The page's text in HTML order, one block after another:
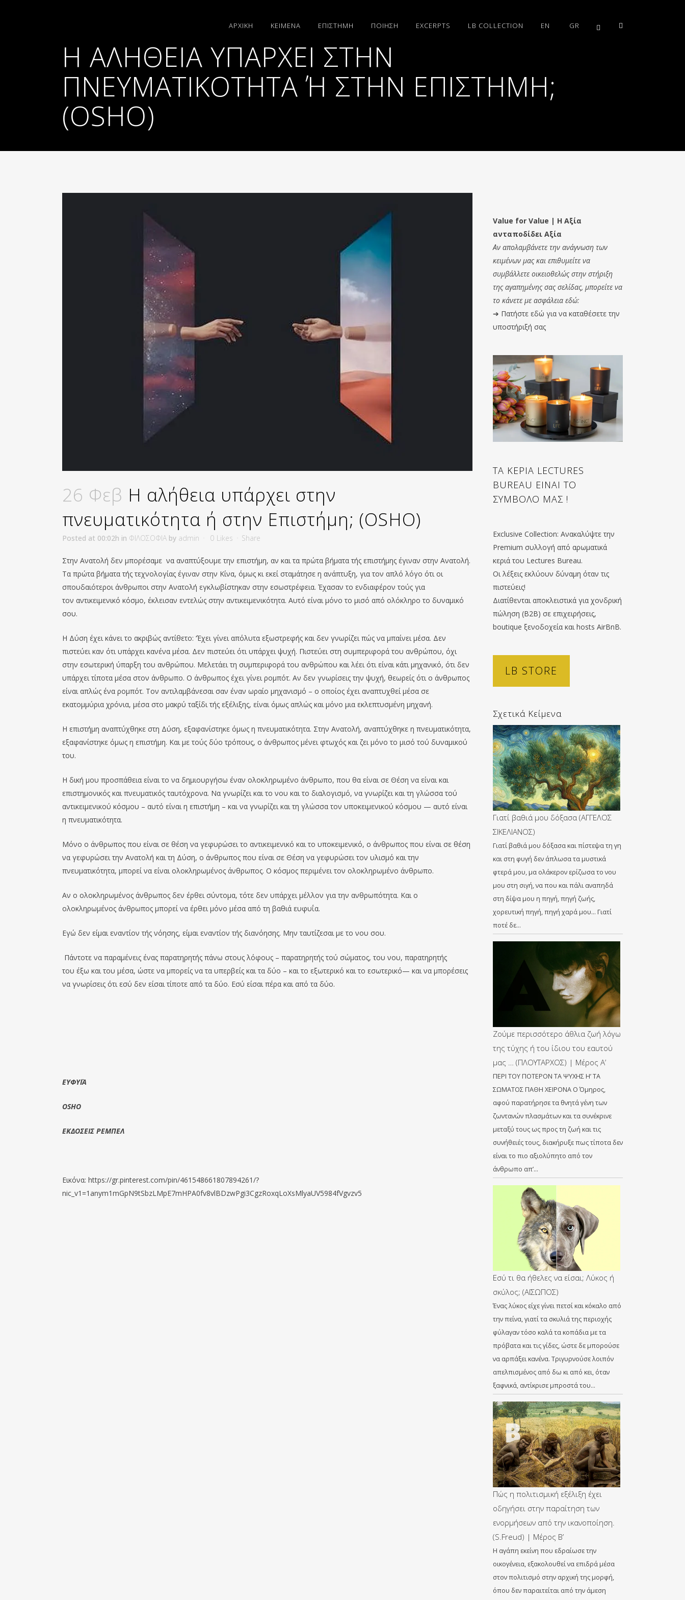
ΑΡΧΙΚΗ ΚΕΙΜΕΝΑ ΕΠΙΣΤΗΜΗ ΠΟΙΗΣΗ EXCERPTS LB COLLECTION EN GR
Η ΑΛΉΘΕΙΑ ΥΠΆΡΧΕΙ ΣΤΗΝ
ΠΝΕΥΜΑΤΙΚΌΤΗΤΑ Ή ΣΤΗΝ ΕΠΙΣΤΉΜΗ; (
OSHO)
26 Φεβ Η αλήθεια υπάρχει στην
πνευματικότητα ή στην Επιστήμη; (OSHO)
Posted at 00:02h in ΦΙΛΟΣΟΦΙΑ by admin 0 Likes Share
Στην Ανατολή δεν μπορέσαμε να αναπτύξουμε την επιστήμη, αν και τα πρώτα βήματα τής επιστήμης έγιναν στην Ανατολή.
Τα πρώτα βήματα τής τεχνολογίας έγιναν στην Κίνα, όμως κι εκεί σταμάτησε η ανάπτυξη, για τον απλό λόγο ότι οι
σπουδαιότεροι άνθρωποι στην Ανατολή εγκλωβίστηκαν στην εσωστρέφεια. Έχασαν το ενδιαφέρον τούς για
τον αντικειμενικό κόσμο, έκλεισαν εντελώς στην αντικειμενικότητα. Αυτό είναι μόνο το μισό από ολόκληρο το δυναμικό
σου.
Η Δύση έχει κάνει το ακριβώς αντίθετο: ‘Έχει γίνει απόλυτα εξωστρεφής και δεν γνωρίζει πώς να μπαίνει μέσα. Δεν
πιστεύει καν ότι υπάρχει κανένα μέσα. Δεν πιστεύει ότι υπάρχει ψυχή. Πιστεύει στη συμπεριφορά του ανθρώπου, όχι
στην εσωτερική ύπαρξη του ανθρώπου. Μελετάει τη συμπεριφορά του ανθρώπου και λέει ότι είναι κάτι μηχανικό, ότι δεν
υπάρχει τίποτα μέσα στον άνθρωπο. Ο άνθρωπος έχει γίνει ρομπότ. Αν δεν γνωρίσεις την ψυχή, θεωρείς ότι ο άνθρωπος
είναι απλώς ένα ρομπότ. Τον αντιλαμβάνεσαι σαν έναν ωραίο μηχανισμό – ο οποίος έχει αναπτυχθεί μέσα σε
εκατομμύρια χρόνια, μέσα στο μακρύ ταξίδι τής εξέλιξης, είναι όμως απλώς και μόνο μια εκλεπτυσμένη μηχανή.
Η επιστήμη αναπτύχθηκε στη Δύση, εξαφανίστηκε όμως η πνευματικότητα. Στην Ανατολή, αναπτύχθηκε η πνευματικότητα,
εξαφανίστηκε όμως η επιστήμη. Και με τούς δύο τρόπους, ο άνθρωπος μένει φτωχός και ζει μόνο το μισό τού δυναμικού
του.
Η δική μου προσπάθεια είναι το να δημιουργήσω έναν ολοκληρωμένο άνθρωπο, που θα είναι σε Θέση να είναι και
επιστημονικός και πνευματικός ταυτόχρονα. Να γνωρίζει και το νου και το διαλογισμό, να γνωρίζει και τη γλώσσα τού
αντικειμενικού κόσμου – αυτό είναι η επιστήμη – και να γνωρίζει και τη γλώσσα τον υποκειμενικού κόσμου — αυτό είναι
η πνευματικότητα.
Μόνο ο άνθρωπος που είναι σε θέση να γεφυρώσει το αντικειμενικό και το υποκειμενικό, ο άνθρωπος που είναι σε θέση
να γεφυρώσει την Ανατολή και τη Δύση, ο άνθρωπος που είναι σε Θέση να γεφυρώσει τον υλισμό και την
πνευματικότητα, μπορεί να είναι ολοκληρωμένος άνθρωπος. Ο κόσμος περιμένει τον ολοκληρωμένο άνθρωπο.
Αν ο ολοκληρωμένος άνθρωπος δεν έρθει σύντομα, τότε δεν υπάρχει μέλλον για την ανθρωπότητα. Και ο
ολοκληρωμένος άνθρωπος μπορεί να έρθει μόνο μέσα από τη βαθιά ευφυΐα.
Εγώ δεν είμαι εναντίον τής νόησης, είμαι εναντίον τής διανόησης. Μην ταυτίζεσαι με το νου σου.
Πάντοτε να παραμένεις ένας παρατηρητής πάνω στους λόφους – παρατηρητής τού σώματος, του νου, παρατηρητής
του έξω και του μέσα, ώστε να μπορείς να τα υπερβείς και τα δύο – και το εξωτερικό και το εσωτερικό— και να μπορέσεις
να γνωρίσεις ότι εσύ δεν είσαι τίποτε από τα δύο. Εσύ είσαι πέρα και από τα δύο.
ΕΥΦΥΪΑ
OSHO
ΕΚΔΟΣΕΙΣ ΡΕΜΠΕΛ
Εικόνα: https://gr.pinterest.com/pin/461548661807894261/?
nic_v1=1anym1mGpN9tSbzLMpE7mHPA0fv8vlBDzwPgi3CgzRoxqLoXsMlyaUV5984fVgvzv5
Value for Value | Η Αξία
ανταποδίδει Αξία
Αν απολαμβάνετε την ανάγνωση των
κειμένων μας και επιθυμείτε να
συμβάλλετε οικειοθελώς στην στήριξη
της αγαπημένης σας σελίδας, μπορείτε να
το κάνετε με ασφάλεια εδώ:
➔ Πατήστε εδώ για να καταθέσετε την
υποστήριξή σας
ΤΑ ΚΕΡΙΑ LECTURES
BUREAU ΕΙΝΑΙ ΤΟ
ΣΥΜΒΟΛΟ ΜΑΣ !
Exclusive Collection: Ανακαλύψτε την
Premium συλλογή από αρωματικά
κεριά του Lectures Bureau.
Οι λέξεις εκλύουν δύναμη όταν τις
πιστεύεις!
Διατίθενται αποκλειστικά για χονδρική
πώληση (B2B) σε επιχειρήσεις,
boutique ξενοδοχεία και hosts AirBnB.
LB STORE
Σχετικά Κείμενα
Γιατί βαθιά μου δόξασα (ΑΓΓΕΛΟΣ
ΣΙΚΕΛΙΑΝΟΣ)
Γιατί βαθιά μου δόξασα και πίστεψα τη γη
και στη φυγή δεν άπλωσα τα μυστικά
φτερά μου, μα ολάκερον ερίζωσα το νου
μου στη σιγή, να που και πάλι αναπηδά
στη δίψα μου η πηγή, πηγή ζωής,
χορευτική πηγή, πηγή χαρά μου… Γιατί
ποτέ δε…
Ζούμε περισσότερο άθλια ζωή λόγω
της τύχης ή του ίδιου του εαυτού
μας … (ΠΛΟΥΤΑΡΧΟΣ) | Μέρος Α’
ΠΕΡΙ ΤΟΥ ΠΟΤΕΡΟΝ ΤΑ ΨΥΧΗΣ Η’ ΤΑ
ΣΩΜΑΤΟΣ ΠΑΘΗ ΧΕΙΡΟΝΑ Ο Όμηρος,
αφού παρατήρησε τα θνητά γένη των
ζωντανών πλασμάτων και τα συνέκρινε
μεταξύ τους ως προς τη ζωή και τις
συνήθειές τους, διακήρυξε πως τίποτα δεν
είναι το πιο αξιολύπητο από τον
άνθρωπο απ’…
Εσύ τι θα ήθελες να είσαι; Λύκος ή
σκύλος; (ΑΙΣΩΠΟΣ)
Ένας λύκος είχε γίνει πετσί και κόκαλο από
την πείνα, γιατί τα σκυλιά της περιοχής
φύλαγαν τόσο καλά τα κοπάδια με τα
πρόβατα και τις γίδες, ώστε δε μπορούσε
να αρπάξει κανένα. Τριγυρνούσε λοιπόν
απελπισμένος από δω κι από κει, όταν
ξαφνικά, αντίκρισε μπροστά του…
Πώς η πολιτισμική εξέλιξη έχει
οδηγήσει στην παραίτηση των
ενορμήσεων από την ικανοποίηση.
(S.Freud) | Μέρος B’
Η αγάπη εκείνη που εδραίωσε την
οικογένεια, εξακολουθεί να επιδρά μέσα
στον πολιτισμό στην αρχική της μορφή,
όπου δεν παραιτείται από την άμεση